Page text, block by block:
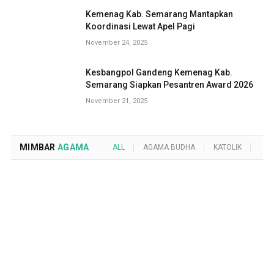
Kemenag Kab. Semarang Mantapkan
Koordinasi Lewat Apel Pagi
November 24, 2025
Kesbangpol Gandeng Kemenag Kab.
Semarang Siapkan Pesantren Award 2026
November 21, 2025
MIMBAR AGAMA ALL AGAMA BUDHA KATOLIK